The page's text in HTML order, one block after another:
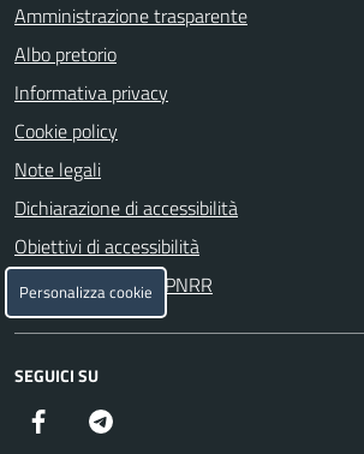
Amministrazione trasparente
Albo pretorio
Informativa privacy
Cookie policy
Note legali
Dichiarazione di accessibilità
Obiettivi di accessibilità
Attuazione misure PNRR
SEGUICI SU
Facebook
Personalizza cookie